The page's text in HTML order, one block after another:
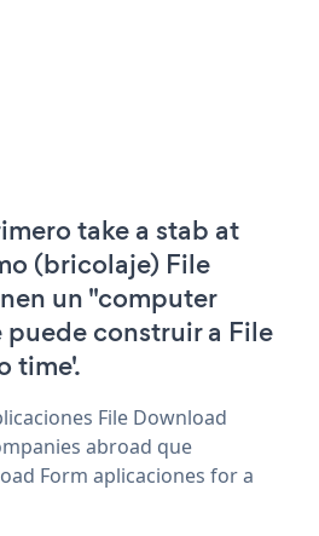
take a stab at
(bricolaje) File
un "computer
construir a File
time'.
File Download
abroad que
Form aplicaciones for a